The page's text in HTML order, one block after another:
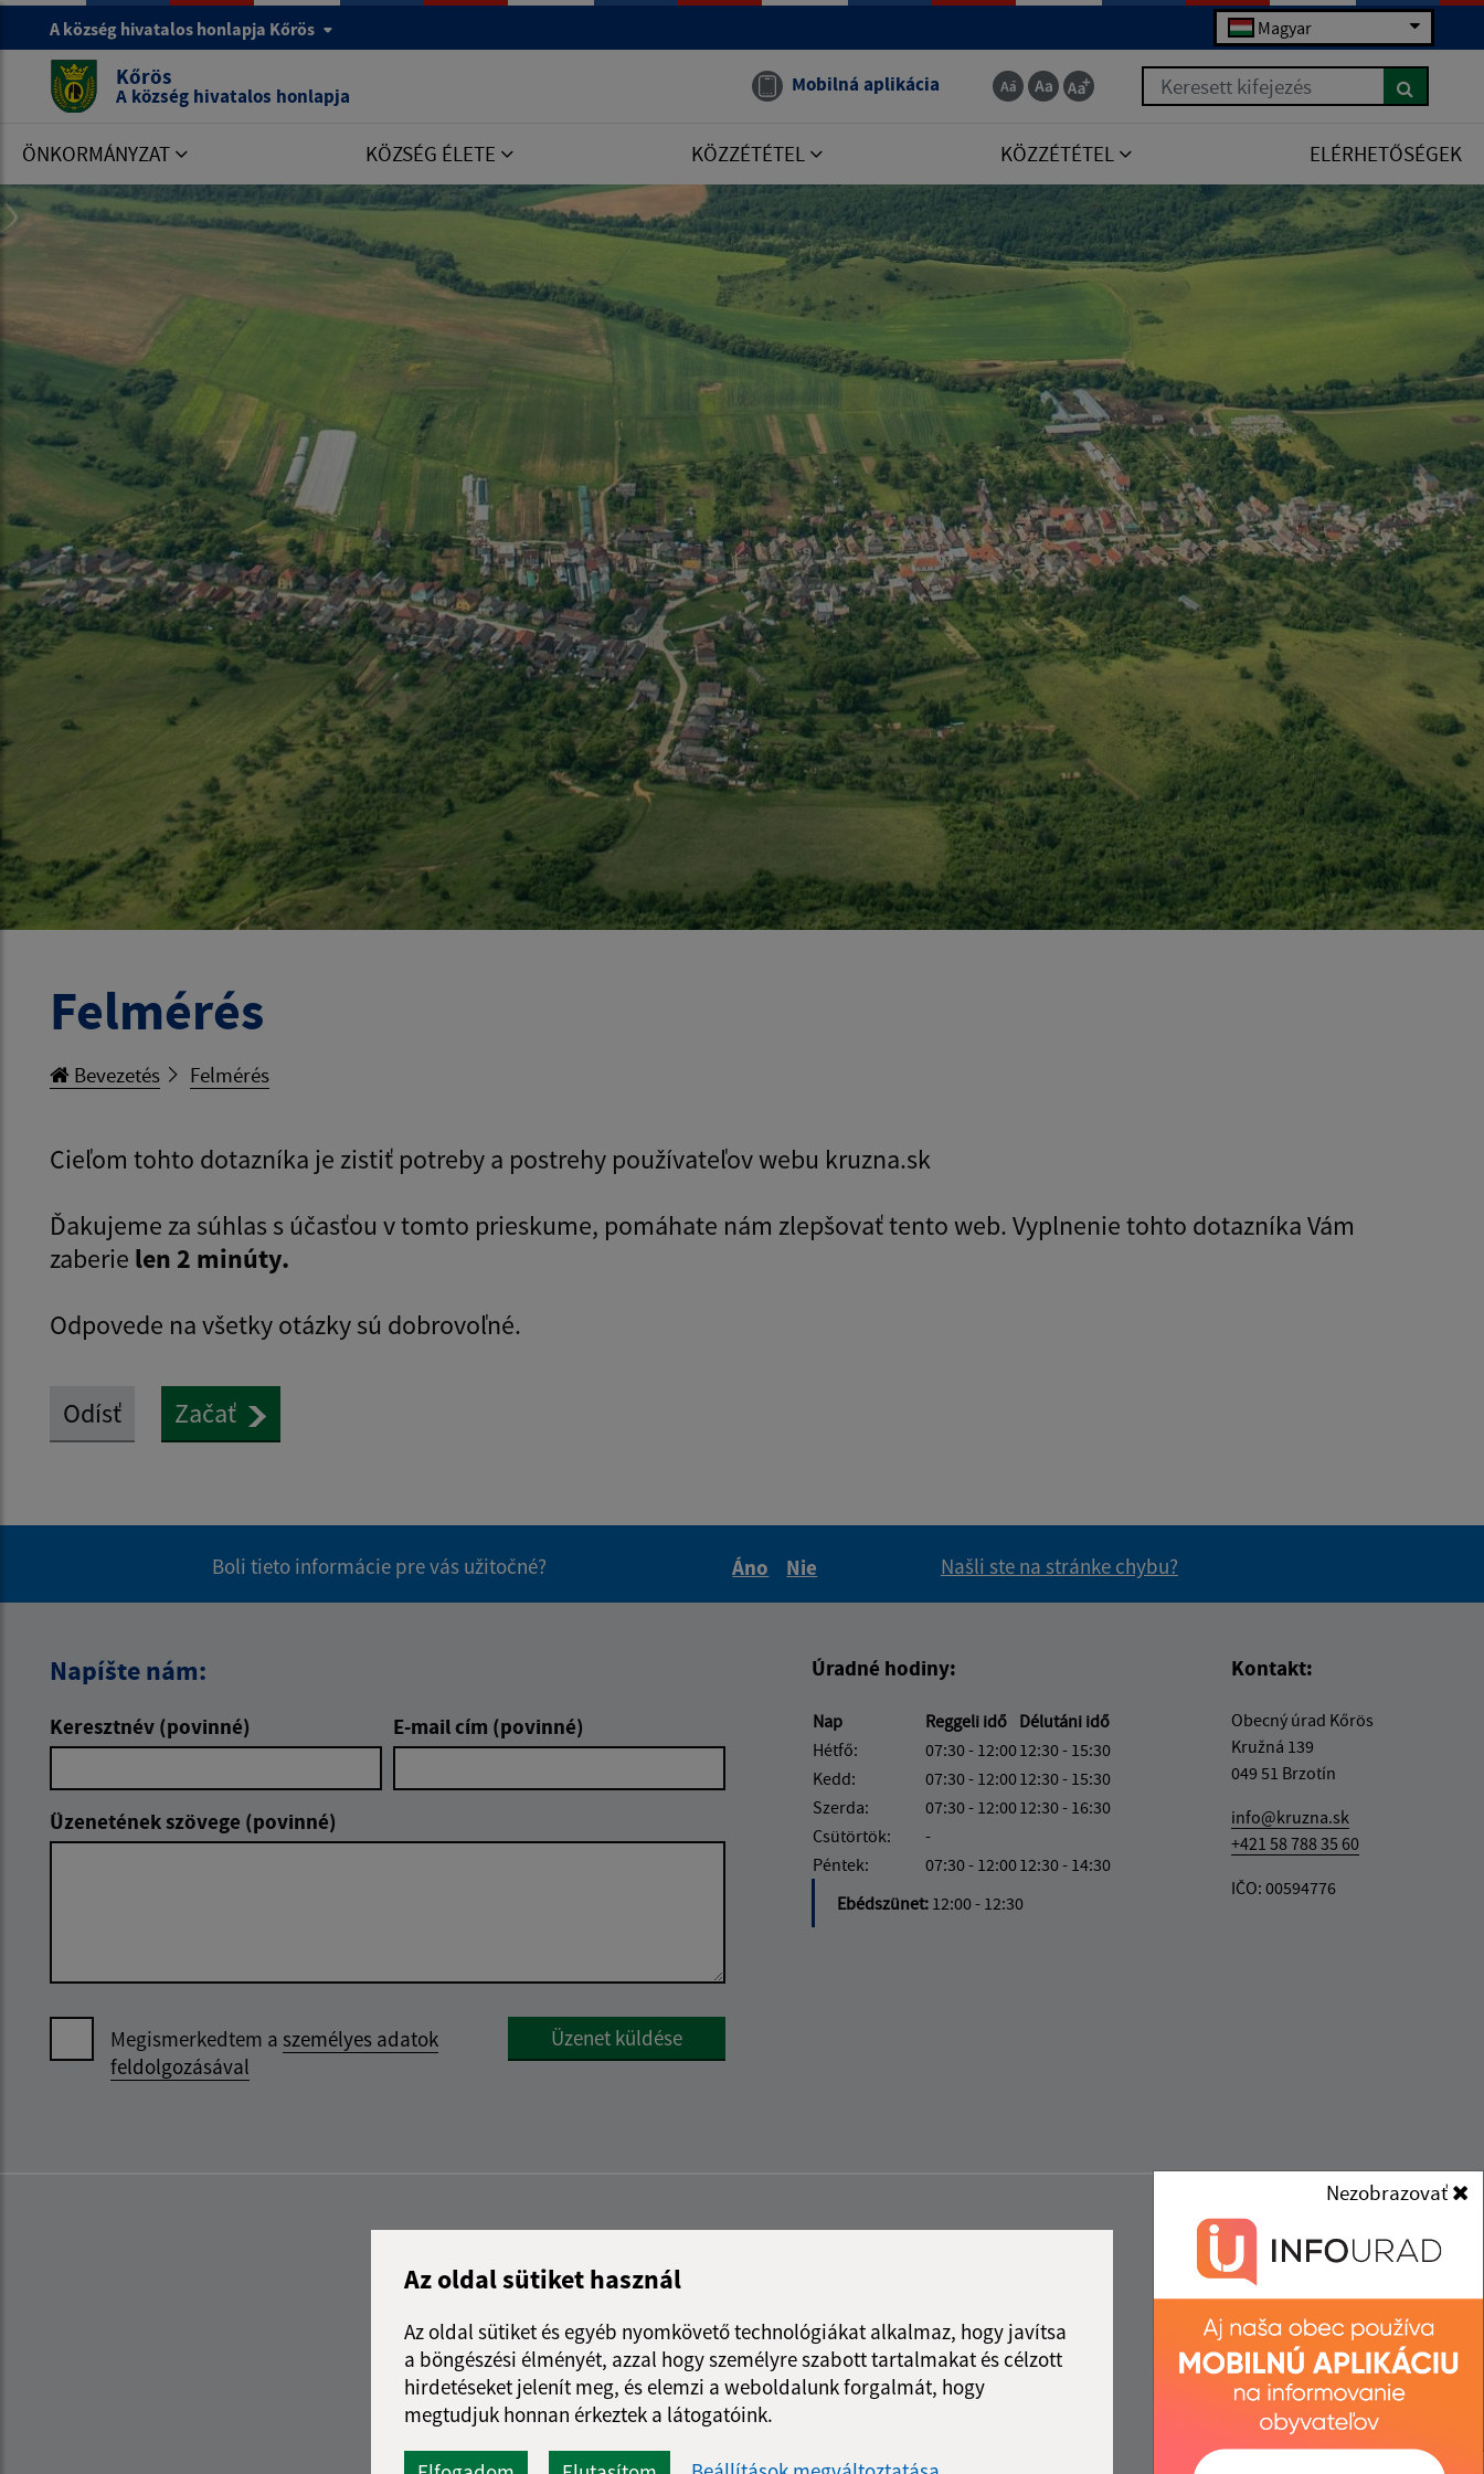
Az oldal sütiket használ
Az oldal sütiket és egyéb nyomkövető technológiákat alkalmaz, hogy javítsa
a böngészési élményét, azzal hogy személyre szabott tartalmakat és célzott
hirdetéseket jelenít meg, és elemzi a weboldalunk forgalmát, hogy
megtudjuk honnan érkeztek a látogatóink.
Nezobrazovať
A község hivatalos honlapja Kőrös Magyar
Kőrös
A község hivatalos honlapja Mobilná aplikácia Keresett kifejezés
ÖNKORMÁNYZAT KÖZSÉG ÉLETE KÖZZÉTÉTEL KÖZZÉTÉTEL ELÉRHETŐSÉGEK
Felmérés
Bevezetés Felmérés
Cieľom tohto dotazníka je zistiť potreby a postrehy používateľov webu kruzna.sk
Ďakujeme za súhlas s účasťou v tomto prieskume, pomáhate nám zlepšovať tento web. Vyplnenie tohto dotazníka Vám
zaberie len 2 minúty.
Odpovede na všetky otázky sú dobrovoľné.
Odísť Začať
Boli tieto informácie pre vás užitočné?
Áno
Nie
Našli ste na stránke chybu?
Napíšte nám:
Keresztnév (povinné) E-mail cím (povinné)
Üzenetének szövege (povinné)
Megismerkedtem a személyes adatok
feldolgozásával
Google reCaptcha Response
Üzenet küldése
Úradné hodiny:
Nap Reggeli idő Délutáni idő
Hétfő:
07:30 - 12:0012:30 - 15:30
Kedd:
07:30 - 12:0012:30 - 15:30
Szerda:
07:30 - 12:0012:30 - 16:30
Csütörtök:
-
Péntek:
07:30 - 12:0012:30 - 14:30
Ebédszünet: 12:00 - 12:30
Kontakt:
Obecný úrad Kőrös
Kružná 139
049 51 Brzotín
info@kruzna.sk
+421 58 788 35 60
IČO: 00594776